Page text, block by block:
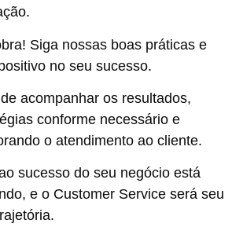
Siga nossas boas práticas e
no seu sucesso.
acompanhar os resultados,
conforme necessário e
o atendimento ao cliente.
sucesso do seu negócio está
e o Customer Service será seu